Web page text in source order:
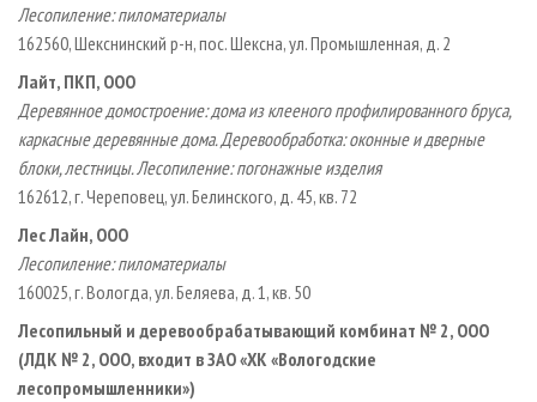
Лесопиление: пиломатериалы
162560, Шекснинский р­-н, пос. Шексна, ул. Промышленная, д. 2
Лайт, ПКП, ООО
Деревянное домостроение: дома из клееного профилированного бруса,
каркасные деревянные дома. Деревообработка: оконные и дверные
блоки, лестницы. Лесопиление: погонажные изделия
162612, г. Череповец, ул. Белинского, д. 45, кв. 72
Лес Лайн, ООО
Лесопиление: пиломатериалы
160025, г. Вологда, ул. Беляева, д. 1, кв. 50
Лесопильный и деревообрабатывающий комбинат № 2, ООО
(ЛДК № 2, ООО, входит в ЗАО «ХК «Вологодские
лесопромышленники»)